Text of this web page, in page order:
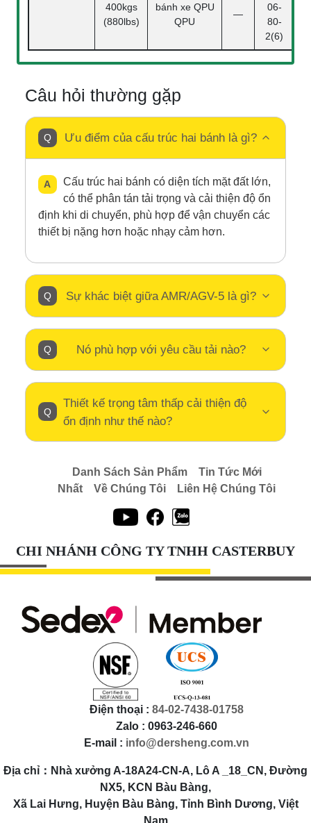
400kgs
(880lbs)
bánh xe QPU
QPU
—
06-
80-
2(6)
Câu hỏi thường gặp
Ưu điểm của cấu trúc hai bánh là gì?
Cấu trúc hai bánh có diện tích mặt đất lớn,
có thể phân tán tải trọng và cải thiện độ ổn
định khi di chuyển, phù hợp để vận chuyển các
thiết bị nặng hơn hoặc nhạy cảm hơn.
Sự khác biệt giữa AMR/AGV-5 là gì?
Nó phù hợp với yêu cầu tải nào?
Thiết kế trọng tâm thấp cải thiện độ
ổn định như thế nào?
Danh Sách Sản Phẩm
Tin Tức Mới
Nhất
Về Chúng Tôi Liên Hệ Chúng Tôi
CHI NHÁNH CÔNG TY TNHH CASTERBUY
Điện thoại : 84-02-7438-01758
Zalo : 0963-246-660
E-mail : info@dersheng.com.vn
Địa chỉ：Nhà xưởng A-18A24-CN-A, Lô A _18_CN, Đường
NX5, KCN Bàu Bàng,
Xã Lai Hưng, Huyện Bàu Bàng, Tỉnh Bình Dương, Việt
Nam